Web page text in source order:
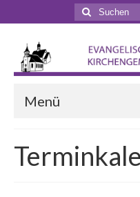
Suchen
nach:
Menü
Veranstaltungen